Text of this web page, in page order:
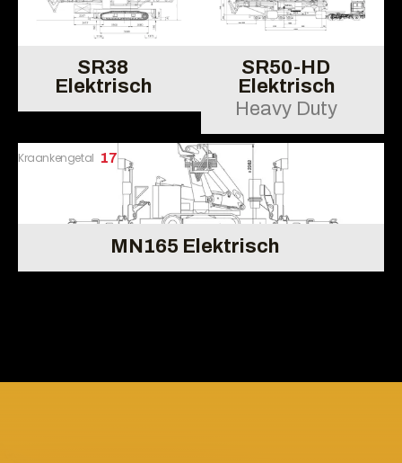
SR38
Elektrisch
SR50-HD
Elektrisch
Heavy Duty
Kraankengetal 17
MN165 Elektrisch